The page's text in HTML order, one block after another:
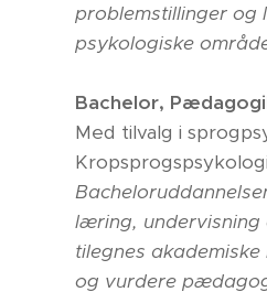
problemstillinger
psykologiske
Bachelor,
Med tilvalg i
Kropsprogspsykologi
læring, undervisning
tilegnes
og vurdere